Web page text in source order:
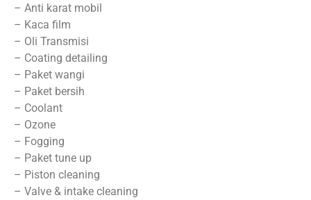
– Anti karat mobil
– Kaca film
– Oli Transmisi
– Coating detailing
– Paket wangi
– Paket bersih
– Coolant
– Ozone
– Fogging
– Paket tune up
– Piston cleaning
– Valve & intake cleaning